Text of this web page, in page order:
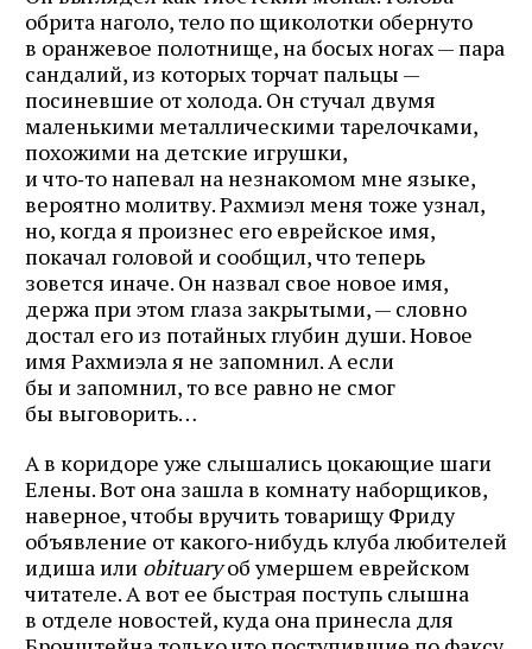
обрита наголо, тело по щиколотки обернуто
в оранжевое полотнище, на босых ногах — пара
сандалий, из которых торчат пальцы —
посиневшие от холода. Он стучал двумя
маленькими металлическими тарелочками,
похожими на детские игрушки,
и что‑то напевал на незнакомом мне языке,
вероятно молитву. Рахмиэл меня тоже узнал,
но, когда я произнес его еврейское имя,
покачал головой и сообщил, что теперь
зовется иначе. Он назвал свое новое имя,
держа при этом глаза закрытыми, — словно
достал его из потайных глубин души. Новое
имя Рахмиэла я не запомнил. А если
бы и запомнил, то все равно не смог
бы выговорить…
А в коридоре уже слышались цокающие шаги
Елены. Вот она зашла в комнату наборщиков,
наверное, чтобы вручить товарищу Фриду
объявление от какого‑нибудь клуба любителей
идиша или obituaryоб умершем еврейском
читателе. А вот ее быстрая поступь слышна
в отделе новостей, куда она принесла для